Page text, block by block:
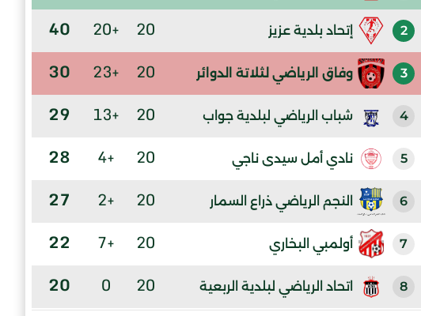
2 إتحاد بلدية عزيز 20
+20
40
3 وفاق الرياضي لثلاتة الدوائر 20
+23
30
4 شباب الرياضي لبلدية جواب 20
+13
29
5 نادي أمل سيدى ناجي 20
+4
28
6 النجم الرياضي ذراع السمار 20
+2
27
7 أولمبي البخاري 20
+7
22
8 اتحاد الرياضي لبلدية الربعية 20
0
20